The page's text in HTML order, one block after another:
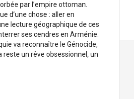
par l’empire ottoman.
d’une chose : aller en
lecture géographique de ces
ses cendres en Arménie.
va reconnaître le Génocide,
un rêve obsessionnel, un